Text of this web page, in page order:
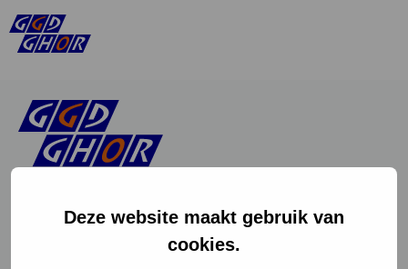
Deze website maakt gebruik van
cookies.
Instagram